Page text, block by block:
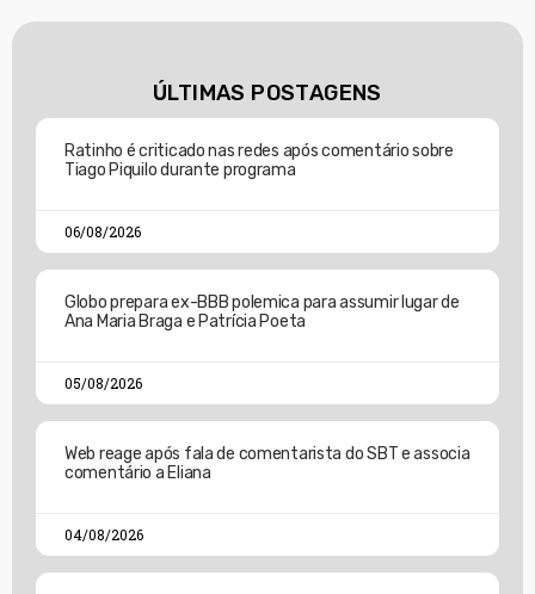
ÚLTIMAS POSTAGENS
Ratinho é criticado nas redes após comentário sobre
Tiago Piquilo durante programa
06/08/2026
Globo prepara ex-BBB polemica para assumir lugar de
Ana Maria Braga e Patrícia Poeta
05/08/2026
Web reage após fala de comentarista do SBT e associa
comentário a Eliana
04/08/2026